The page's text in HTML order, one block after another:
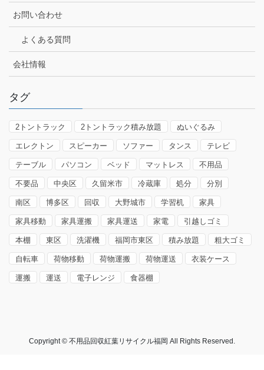
お問い合わせ
よくある質問
会社情報
タグ
2トントラック 2トントラック積み放題 ぬいぐるみ
エレクトン スピーカー ソファー タンス テレビ
テーブル パソコン ベッド マットレス 不用品
不要品 中央区 久留米市 冷蔵庫 処分 分別
南区 博多区 回収 大野城市 学習机 家具
家具移動 家具運搬 家具運送 家電 引越しゴミ
本棚 東区 洗濯機 福岡市東区 積み放題 粗大ゴミ
自転車 荷物移動 荷物運搬 荷物運送 衣装ケース
運搬 運送 電子レンジ 食器棚
Copyright © 不用品回収紅葉リサイクル福岡 All Rights Reserved.